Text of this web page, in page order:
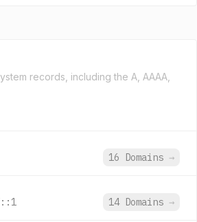
records, including the A, AAAA,
16 Domains →
14 Domains →